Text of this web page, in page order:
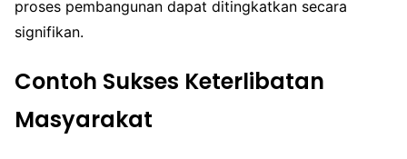
proses pembangunan dapat ditingkatkan secara
signifikan.
Contoh Sukses Keterlibatan
Masyarakat